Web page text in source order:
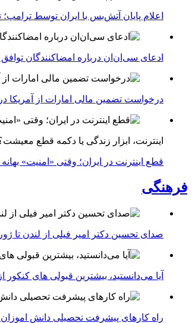
اعلام پایان آتش‌بس با ایران توسط
ادعای سی‌ان‌ان درباره امضاکنندگان توافق
درخواست تضمین مالی امارات از آمریکا در
اینترنت، ابزار زندگی یا دکمه قطع
قطع اینترنت در ایران؛ وقتی «امنیت»
فرهنگی
صدای تحسین دکتر امیر فیلی از لندن تا
آیا می‌دانستید، بیشترین قبولی های
راه کارهای پیشرفت تحصیلی دانش